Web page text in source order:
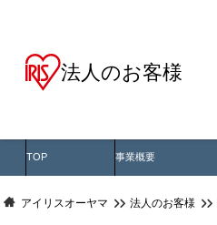
法人のお客様
TOP 事業概要
アイリスオーヤマ 法人のお客様